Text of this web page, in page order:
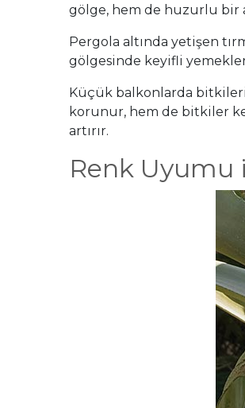
gölge, hem de huzurlu bir
Pergola altında yetişen
gölgesinde keyifli
Küçük balkonlarda
korunur, hem de bitkiler
artırır.
Renk Uyumu